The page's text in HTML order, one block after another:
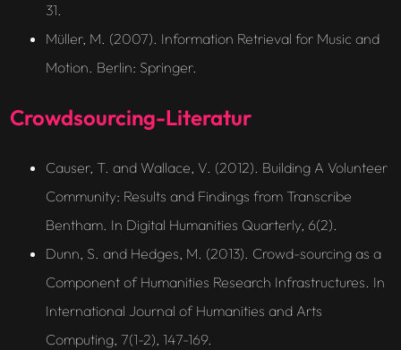
31.
Müller, M. (2007). Information Retrieval for Music and
Motion. Berlin: Springer.
Crowdsourcing-Literatur
Causer, T. and Wallace, V. (2012). Building A Volunteer
Community: Results and Findings from Transcribe
Bentham. In Digital Humanities Quarterly, 6(2).
Dunn, S. and Hedges, M. (2013). Crowd-sourcing as a
Component of Humanities Research Infrastructures. In
International Journal of Humanities and Arts
Computing, 7(1-2), 147-169.